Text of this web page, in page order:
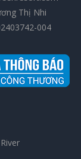
Thị Nhi
004